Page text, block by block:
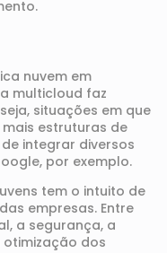
nuvem em
multicloud faz
situações em que
estruturas de
integrar diversos
por exemplo.
tem o intuito de
empresas. Entre
a segurança, a
otimização dos